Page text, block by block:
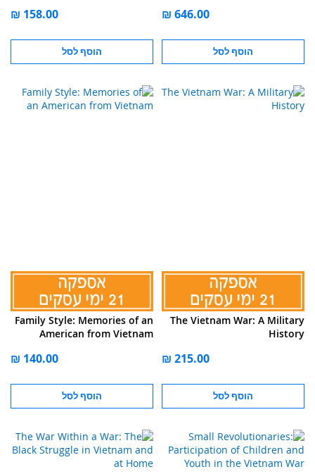
הוסף לסל הוסף לסל
The Vietnam War: A Military
History
הוסף לסל
Family Style: Memories of an
American from Vietnam
הוסף לסל